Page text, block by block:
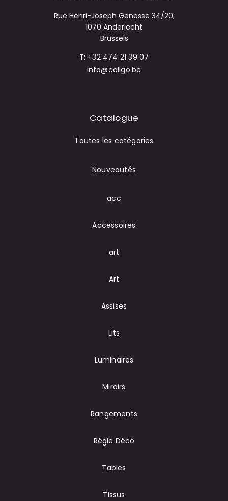
Rue Henri-Joseph Genesse 34/20,
1070 Anderlecht
Brussels
T: +32 474 21 39 07
info@caligo.be
Catalogue
Toutes les catégories
Nouveautés
acc
Accessoires
art
Art
Assises
Lits
Luminaires
Miroirs
Rangements
Régie Déco
Tables
Tissus